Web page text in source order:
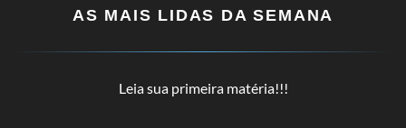
AS MAIS LIDAS DA SEMANA
Leia sua primeira matéria!!!